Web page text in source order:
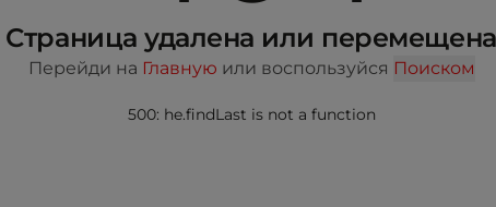
Страница удалена или перемещена
Перейди на Главную или воспользуйся Поиском
500: he.findLast is not a function